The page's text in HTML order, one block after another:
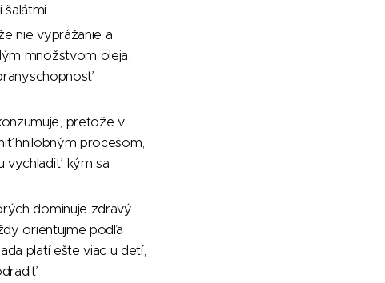
nie vyprážanie a
množstvom oleja,
pretože v
hnilobným procesom,
vychladiť, kým sa
dominuje zdravý
orientujme podľa
platí ešte viac u detí,